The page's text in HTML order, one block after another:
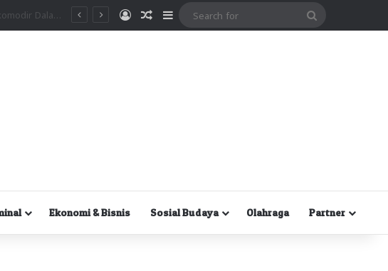
MasukRandom Article
Sidebar
Ekonomi & Bisnis Sosial Budaya Olahraga Partner